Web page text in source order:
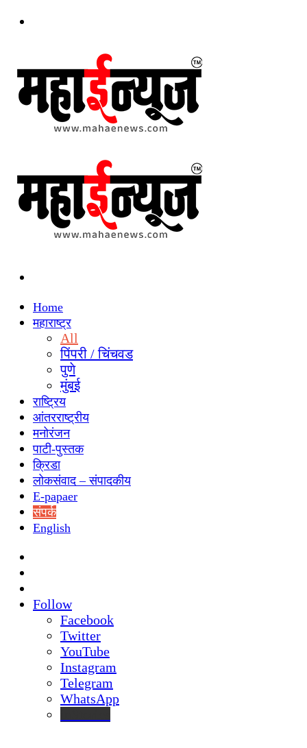
Home
महाराष्ट्र
All
पिंपरी / चिंचवड
पुणे
मुंबई
राष्ट्रिय
आंतरराष्ट्रीय
मनोरंजन
पाटी-पुस्तक
क्रिडा
लोकसंवाद – संपादकीय
E-papaer
संपर्क
English
Follow
Facebook
Twitter
YouTube
Instagram
Telegram
WhatsApp